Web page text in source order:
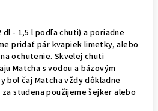
dl - 1,5 l podľa chuti) a poriadne
pridať pár kvapiek limetky, alebo
ochutenie. Skvelej chuti
Matcha s vodou a bázovým
bol čaj Matcha vždy dôkladne
studena použijeme šejker alebo